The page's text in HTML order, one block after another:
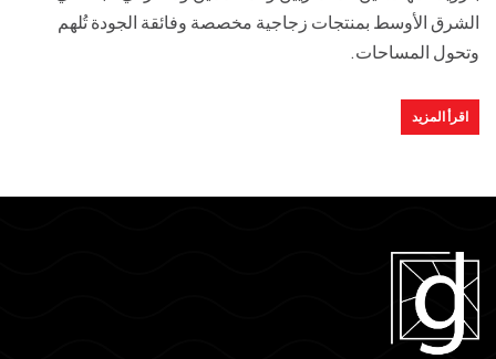
الشرق الأوسط بمنتجات زجاجية مخصصة وفائقة الجودة تُلهم
وتحول المساحات.
اقرأ المزيد